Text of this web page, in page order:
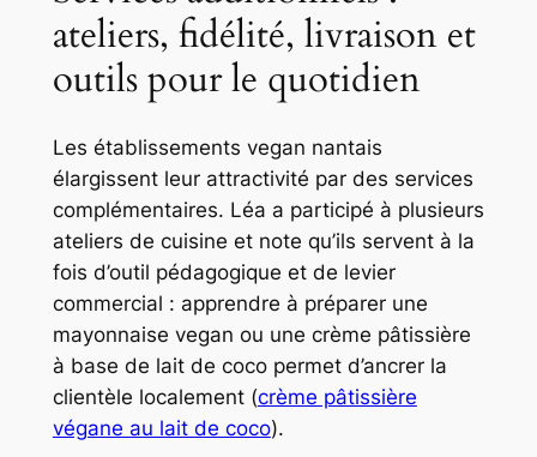
ateliers, fidélité, livraison et
outils pour le quotidien
Les établissements vegan nantais
élargissent leur attractivité par des services
complémentaires. Léa a participé à plusieurs
ateliers de cuisine et note qu’ils servent à la
fois d’outil pédagogique et de levier
commercial : apprendre à préparer une
mayonnaise vegan ou une crème pâtissière
à base de lait de coco permet d’ancrer la
clientèle localement (crème pâtissière
végane au lait de coco).